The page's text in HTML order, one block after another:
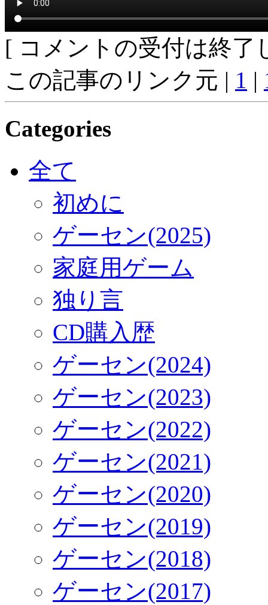
[ コメントの受付は終了
この記事のリンク元 | 1 |
Categories
全て
初めに
ゲーセン(2025)
家庭用ゲーム
独り言
CD購入歴
ゲーセン(2024)
ゲーセン(2023)
ゲーセン(2022)
ゲーセン(2021)
ゲーセン(2020)
ゲーセン(2019)
ゲーセン(2018)
ゲーセン(2017)